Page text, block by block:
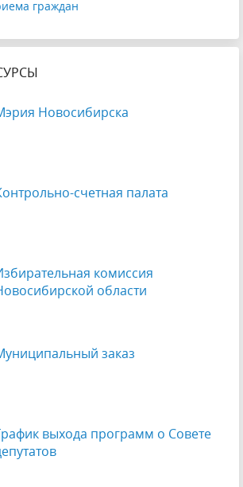
граждан
Новосибирска
счетная палата
комиссия
области
заказ
выхода программ о Cовете